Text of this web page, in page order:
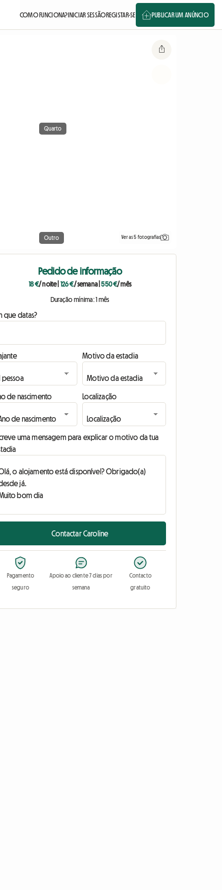
COMO FUNCIONA?INICIAR SESSÃOREGISTAR-SE PUBLICAR UM ANÚNCIO
Quarto
Outro Ver as 5 fotografias
Pedido de informação
18 €/ noite| 126 €/ semana|550 €/ mês
Duração mínima: 1 mês
que datas?
Motivo da estadia
de nascimento Localização
uma mensagem para explicar o motivo da tua
Contactar Caroline
Pagamento
seguro
Apoio ao cliente 7 dias por
semana
Contacto
gratuito